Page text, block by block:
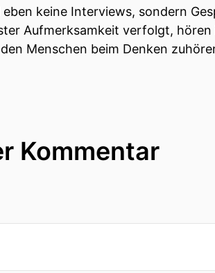
keine Interviews, sondern
Aufmerksamkeit verfolgt,
Menschen beim Denken
Kommentar